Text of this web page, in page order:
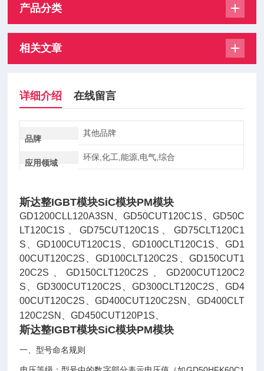
产品分类
相关文章
详细介绍 在线留言
品牌
其他品牌
应用领域
环保,化工,能源,电气,综合
斯达整IGBT模块SiC模块PM模块
GD1200CLL120A3SN、GD50CUT120C1S、GD50C
LT120C1S、GD75CUT120C1S、GD75CLT120C1
S、GD100CUT120C1S、GD100CLT120C1S、GD1
00CUT120C2S、GD100CLT120C2S、GD150CUT1
20C2S、GD150CLT120C2S、GD200CUT120C2
S、GD300CUT120C2S、GD300CLT120C2S、GD4
00CUT120C2S、GD400CUT120C2SN、GD400CLT
120C2SN、GD450CUT120P1S、
斯达整IGBT模块SiC模块PM模块
一、型号命名规则